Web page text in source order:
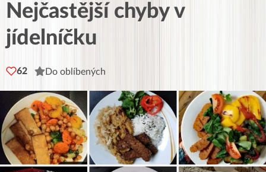
Nejčastější chyby v
jídelníčku
62 Do oblíbených